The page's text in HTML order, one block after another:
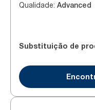
Qualidade: Advanced
Substituição de